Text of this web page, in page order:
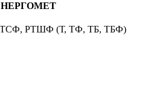
РТСФ, РТШФ (Т, ТФ, ТБ, ТБФ)